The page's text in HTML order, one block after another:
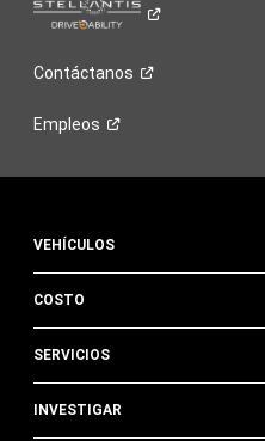
Contáctanos
Empleos
VEHÍCULOS
COSTO
SERVICIOS
INVESTIGAR